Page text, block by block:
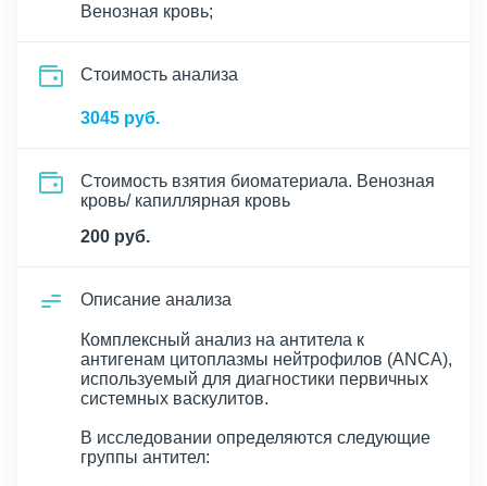
Венозная кровь;
Cтоимость анализа
3045 руб.
Стоимость взятия биоматериала. Венозная
кровь/ капиллярная кровь
200 руб.
Описание анализа
Комплексный анализ на антитела к
антигенам цитоплазмы нейтрофилов (ANCA),
используемый для диагностики первичных
системных васкулитов.
В исследовании определяются следующие
группы антител: